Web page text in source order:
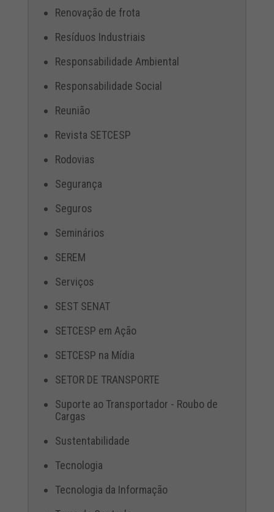
Renovação de frota
Resíduos Industriais
Responsabilidade Ambiental
Responsabilidade Social
Reunião
Revista SETCESP
Rodovias
Segurança
Seguros
Seminários
SEREM
Serviços
SEST SENAT
SETCESP em Ação
SETCESP na Mídia
SETOR DE TRANSPORTE
Suporte ao Transportador - Roubo de
Cargas
Sustentabilidade
Tecnologia
Tecnologia da Informação